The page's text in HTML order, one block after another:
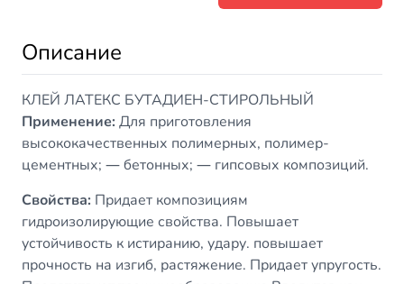
Описание
КЛЕЙ ЛАТЕКС БУТАДИЕН-СТИРОЛЬНЫЙ
Применение: Для приготовления
высококачественных полимерных, полимер-
цементных; ― бетонных; ― гипсовых композиций.
Свойства: Придает композициям
гидроизолирующие свойства. Повышает
устойчивость к истиранию, удару. повышает
прочность на изгиб, растяжение. Придает упругость.